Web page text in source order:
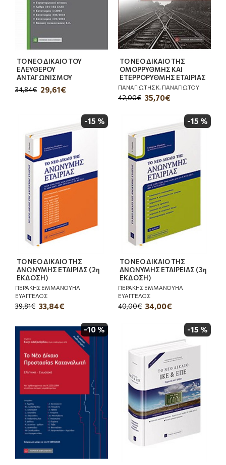
ΤΟ ΝΕΟ ΔΙΚΑΙΟ ΤΟΥ
ΕΛΕΥΘΕΡΟΥ
ΑΝΤΑΓΩΝΙΣΜΟΥ
29,61€
34,84€
ΤΟ ΝΕΟ ΔΙΚΑΙΟ ΤΗΣ
ΟΜΟΡΡΥΘΜΗΣ ΚΑΙ
ΕΤΕΡΡΟΡΥΘΜΗΣ ΕΤΑΙΡΙΑΣ
ΠΑΝΑΓΙΩΤΗΣ Κ. ΠΑΝΑΓΙΩΤΟΥ
35,70€
42,00€
-15 %
ΤΟ ΝΕΟ ΔΙΚΑΙΟ ΤΗΣ
ΑΝΩΝΥΜΗΣ ΕΤΑΙΡΙΑΣ (2η
ΕΚΔΟΣΗ)
ΠΕΡΑΚΗΣ ΕΜΜΑΝΟΥΗΛ
ΕΥΑΓΓΕΛΟΣ
33,84€
39,81€
-15 %
ΤΟ ΝΕΟ ΔΙΚΑΙΟ ΤΗΣ
ΑΝΩΝΥΜΗΣ ΕΤΑΙΡΕΙΑΣ (3η
ΕΚΔΟΣΗ)
ΠΕΡΑΚΗΣ ΕΜΜΑΝΟΥΗΛ
ΕΥΑΓΓΕΛΟΣ
34,00€
40,00€
-10 % -15 %